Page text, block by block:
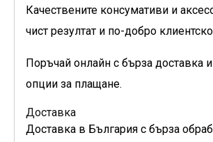
Качествените консумативи и
чист резултат и по-добро
Поръчай онлайн с бърза доставка
опции за плащане.
Доставка
Доставка в България с бърза